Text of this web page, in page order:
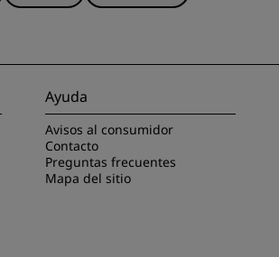
Ayuda
Avisos al consumidor
Contacto
Preguntas frecuentes
Mapa del sitio